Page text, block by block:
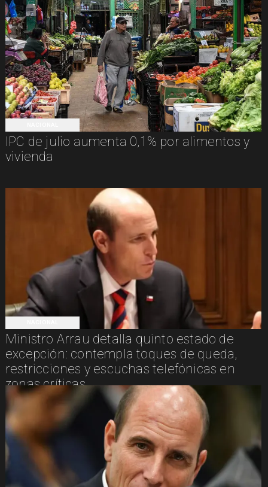
IPC de julio aumenta 0,1% por alimentos y
vivienda
Ministro Arrau detalla quinto estado de
excepción: contempla toques de queda,
restricciones y escuchas telefónicas en
zonas críticas